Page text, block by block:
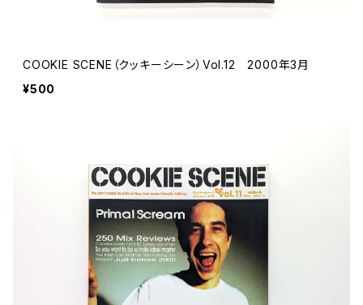
COOKIE SCENE（クッキーシーン）Vol.12 2000年3月
¥500